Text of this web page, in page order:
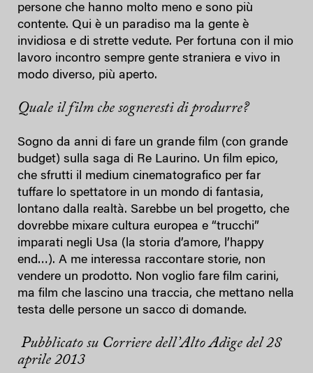
persone che hanno molto meno e sono più
contente. Qui è un paradiso ma la gente è
invidiosa e di strette vedute. Per fortuna con il mio
lavoro incontro sempre gente straniera e vivo in
modo diverso, più aperto.
Quale il film che sogneresti di produrre?
Sogno da anni di fare un grande film (con grande
budget) sulla saga di Re Laurino. Un film epico,
che sfrutti il medium cinematografico per far
tuffare lo spettatore in un mondo di fantasia,
lontano dalla realtà. Sarebbe un bel progetto, che
dovrebbe mixare cultura europea e “trucchi”
imparati negli Usa (la storia d’amore, l’happy
end…). A me interessa raccontare storie, non
vendere un prodotto. Non voglio fare film carini,
ma film che lascino una traccia, che mettano nella
testa delle persone un sacco di domande.
Pubblicato su Corriere dell’Alto Adige del 28
aprile 2013